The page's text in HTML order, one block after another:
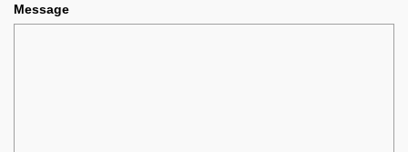
Message